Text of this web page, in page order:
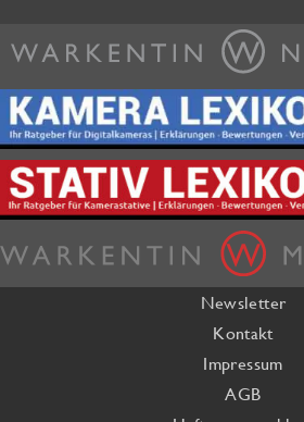
Newsletter
Kontakt
Impressum
AGB